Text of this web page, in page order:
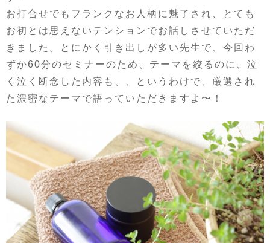
お打合せでもフランクなお人柄に魅了され、とても
お初とは思えないテンションでお話しさせていただ
きました。とにかく引き出しが多い先生で、今回わ
ずか60分のセミナーのため、テーマを絞るのに、泣
く泣く断念した内容も、、というわけで、厳選され
た濃密なテーマで語っていただきますよ〜！